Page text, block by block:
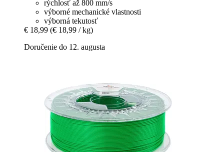
rýchlosť až 800 mm/s
výborné mechanické vlastnosti
výborná tekutosť
€ 18,99 (€ 18,99 / kg)
Doručenie do 12. augusta